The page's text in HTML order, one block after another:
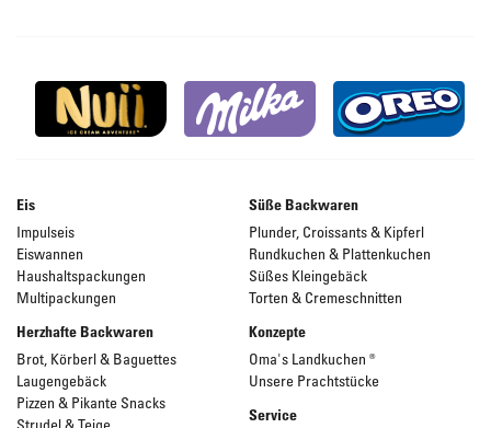
Eis
Impulseis
Eiswannen
Haushaltspackungen
Multipackungen
Süße Backwaren
Plunder, Croissants & Kipferl
Rundkuchen & Plattenkuchen
Süßes Kleingebäck
Torten & Cremeschnitten
Herzhafte Backwaren
Brot, Körberl & Baguettes
Laugengebäck
Pizzen & Pikante Snacks
Strudel & Teige
Konzepte
Oma's Landkuchen ®
Unsere Prachtstücke
Service